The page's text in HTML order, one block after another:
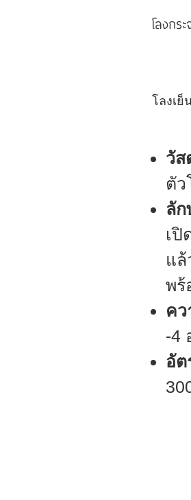
โลงกร
โลงเย็
วัส
ตัว
ลั
เปิ
แ
พร้
คว
-4
อัต